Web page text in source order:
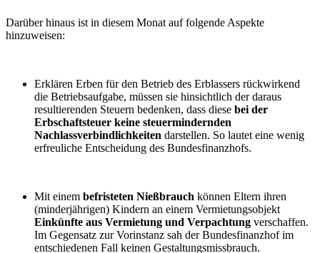
Darüber hinaus ist in diesem Monat auf folgende Aspekte
hinzuweisen:
Erklären Erben für den Betrieb des Erblassers rückwirkend
die Betriebsaufgabe, müssen sie hinsichtlich der daraus
resultierenden Steuern bedenken, dass diese bei der
Erbschaftsteuer keine steuermindernden
Nachlassverbindlichkeiten darstellen. So lautet eine wenig
erfreuliche Entscheidung des Bundesfinanzhofs.
Mit einem befristeten Nießbrauch können Eltern ihren
(minderjährigen) Kindern an einem Vermietungsobjekt
Einkünfte aus Vermietung und Verpachtung verschaffen.
Im Gegensatz zur Vorinstanz sah der Bundesfinanzhof im
entschiedenen Fall keinen Gestaltungsmissbrauch.